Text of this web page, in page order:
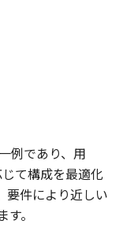
例であり、用
て構成を最適化
要件により近しい
。